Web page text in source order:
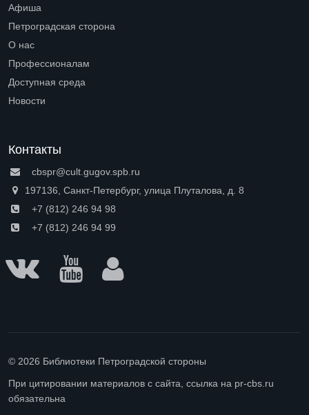
Афиша
Петроградская сторона
О нас
Профессионалам
Доступная среда
Новости
Контакты
cbspr@cult.gugov.spb.ru
197136, Санкт-Петербург, улица Плуталова, д. 8
+7 (812) 246 94 98
+7 (812) 246 94 99
© 2026 Библиотеки Петроградской стороны
При цитировании материалов с сайта, ссылка на pr-cbs.ru
обязательна